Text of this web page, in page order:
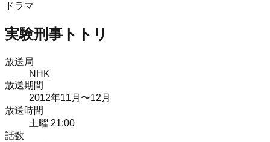
ドラマ
実験刑事トトリ
放送局
NHK
放送期間
2012年11月 〜12月
放送時間
土曜 21:00
話数